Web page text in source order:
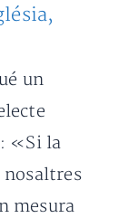
un
«Si la
nosaltres
mesura